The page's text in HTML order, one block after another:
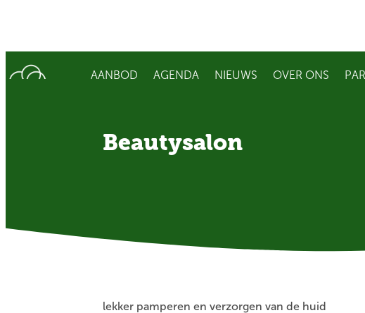
AANBOD AGENDA NIEUWS OVER ONS
Beautysalon
lekker pamperen en verzorgen van de huid